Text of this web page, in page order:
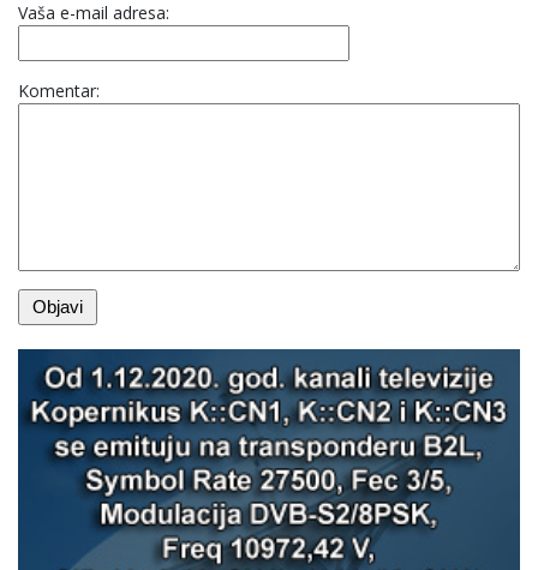
Vaša e-mail adresa:
Komentar: